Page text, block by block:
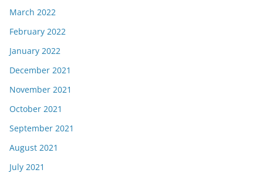
March 2022
February 2022
January 2022
December 2021
November 2021
October 2021
September 2021
August 2021
July 2021